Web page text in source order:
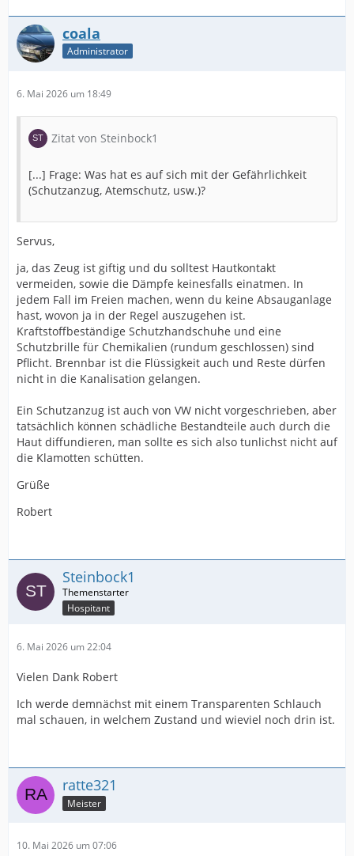
coala
Administrator
6. Mai 2026 um 18:49
Zitat von Steinbock1
[...] Frage: Was hat es auf sich mit der Gefährlichkeit
(Schutzanzug, Atemschutz, usw.)?
Servus,
ja, das Zeug ist giftig und du solltest Hautkontakt
vermeiden, sowie die Dämpfe keinesfalls einatmen. In
jedem Fall im Freien machen, wenn du keine Absauganlage
hast, wovon ja in der Regel auszugehen ist.
Kraftstoffbeständige Schutzhandschuhe und eine
Schutzbrille für Chemikalien (rundum geschlossen) sind
Pflicht. Brennbar ist die Flüssigkeit auch und Reste dürfen
nicht in die Kanalisation gelangen.
Ein Schutzanzug ist auch von VW nicht vorgeschrieben, aber
tatsächlich können schädliche Bestandteile auch durch die
Haut diffundieren, man sollte es sich also tunlichst nicht auf
die Klamotten schütten.
Grüße
Robert
Steinbock1
Hospitant
6. Mai 2026 um 22:04
Vielen Dank Robert
Ich werde demnächst mit einem Transparenten Schlauch
mal schauen, in welchem Zustand und wieviel noch drin ist.
ratte321
Meister
10. Mai 2026 um 07:06